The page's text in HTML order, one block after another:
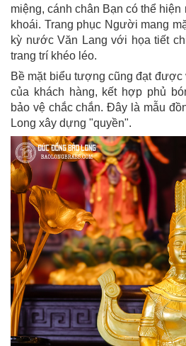
miệng, cánh chân Bạn có thể
khoái. Trang phục Người mang
kỳ nước Văn Lang với họa tiết
trang trí khéo léo.
Bề mặt biểu tượng cũng đạt được
của khách hàng, kết hợp phủ
bảo vệ chắc chắn.Đây là mẫu
Long xây dựng "quyền".